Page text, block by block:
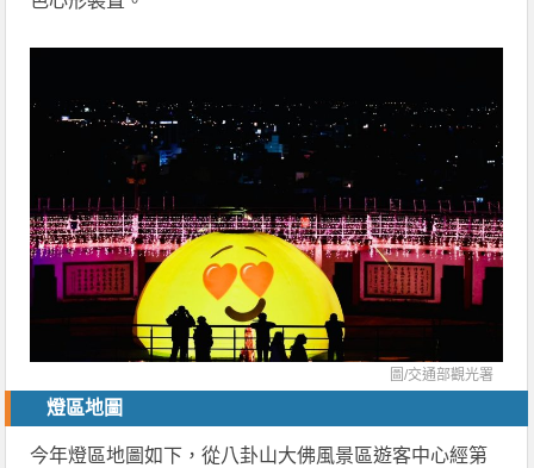
圖/交通部觀光署
燈區地圖
今年燈區地圖如下，從八卦山大佛風景區遊客中心經第